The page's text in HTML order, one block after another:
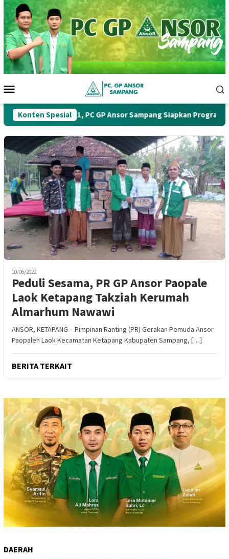
Loncat
ke
konten
Mobile
Konten Spesial
Ke-1, PC GP Ansor Sampang Siapkan Program Kerja
10/06/2022
Peduli Sesama, PR GP Ansor Paopale
Laok Ketapang Takziah Kerumah
Almarhum Nawawi
ANSOR, KETAPANG – Pimpinan Ranting (PR) Gerakan Pemuda Ansor
Paopaleh Laok Kecamatan Ketapang Kabupaten Sampang, […]
BERITA TERKAIT
DAERAH